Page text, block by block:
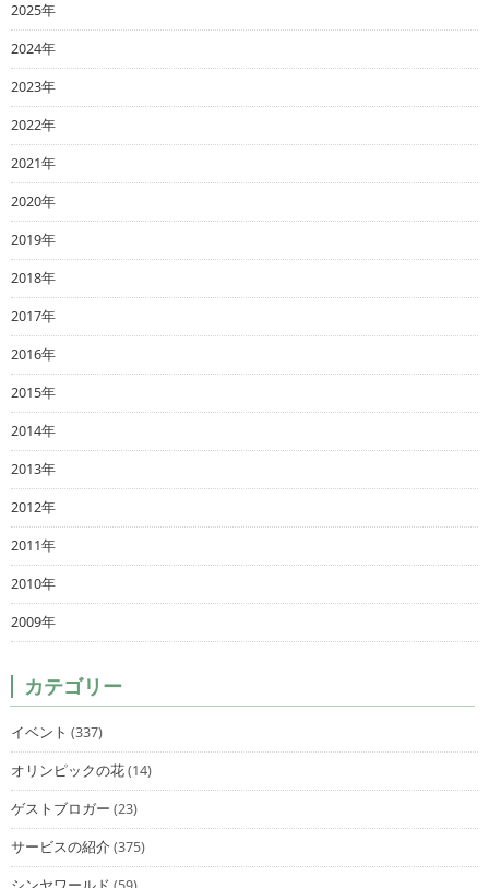
2025年
2024年
2023年
2022年
2021年
2020年
2019年
2018年
2017年
2016年
2015年
2014年
2013年
2012年
2011年
2010年
2009年
カテゴリー
イベント (337)
オリンピックの花(14)
ゲストブロガー (23)
サービスの紹介(375)